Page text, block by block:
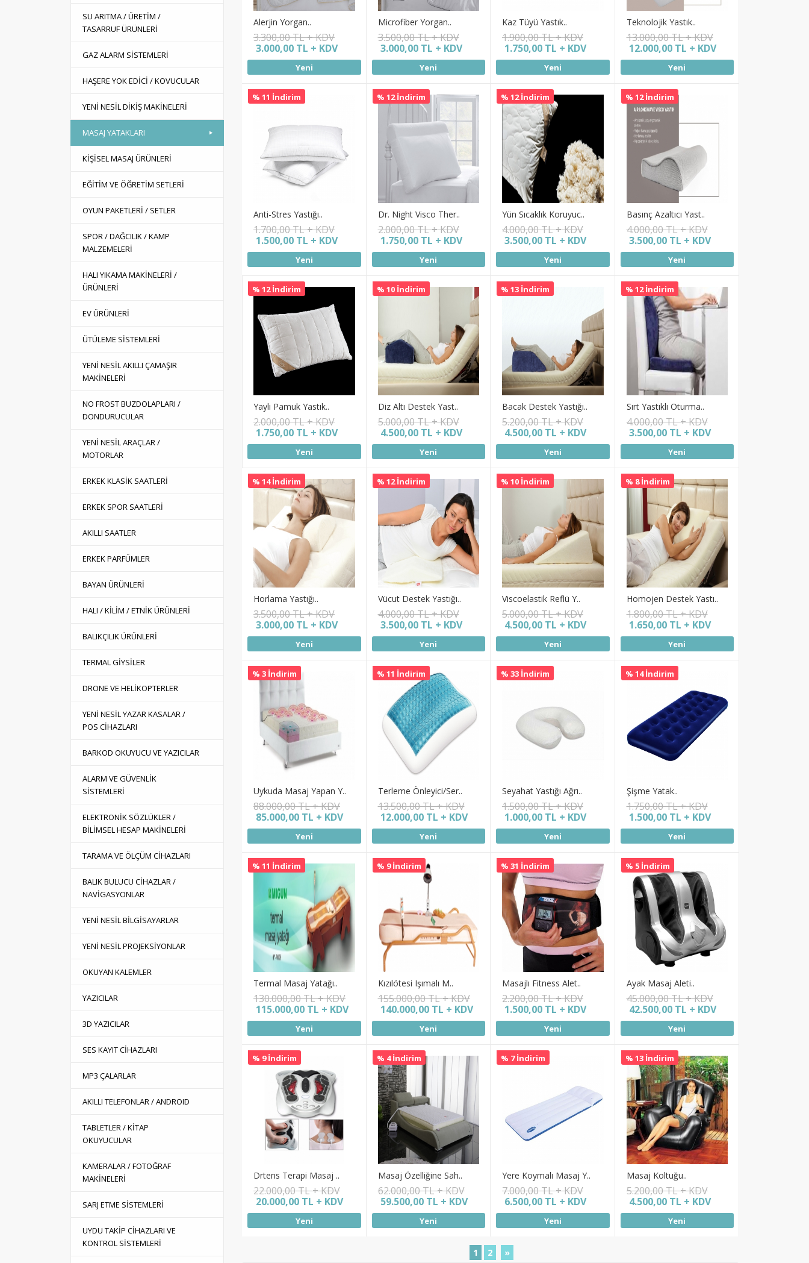
SU ARITMA / ÜRETİM /
TASARRUF ÜRÜNLERİ
GAZ ALARM SİSTEMLERİ
HAŞERE YOK EDİCİ / KOVUCULAR
YENİ NESİL DİKİŞ MAKİNELERİ
MASAJ YATAKLARI
KİŞİSEL MASAJ ÜRÜNLERİ
EĞİTİM VE ÖĞRETİM SETLERİ
OYUN PAKETLERİ / SETLER
SPOR / DAĞCILIK / KAMP
MALZEMELERİ
HALI YIKAMA MAKİNELERİ /
ÜRÜNLERİ
EV ÜRÜNLERİ
ÜTÜLEME SİSTEMLERİ
YENİ NESİL AKILLI ÇAMAŞIR
MAKİNELERİ
NO FROST BUZDOLAPLARI /
DONDURUCULAR
YENİ NESİL ARAÇLAR /
MOTORLAR
ERKEK KLASİK SAATLERİ
ERKEK SPOR SAATLERİ
AKILLI SAATLER
ERKEK PARFÜMLER
BAYAN ÜRÜNLERİ
HALI / KİLİM / ETNİK ÜRÜNLERİ
BALIKÇILIK ÜRÜNLERİ
TERMAL GİYSİLER
DRONE VE HELİKOPTERLER
YENİ NESİL YAZAR KASALAR /
POS CİHAZLARI
BARKOD OKUYUCU VE YAZICILAR
ALARM VE GÜVENLİK
SİSTEMLERİ
ELEKTRONİK SÖZLÜKLER /
BİLİMSEL HESAP MAKİNELERİ
TARAMA VE ÖLÇÜM CİHAZLARI
BALIK BULUCU CİHAZLAR /
NAVİGASYONLAR
YENİ NESİL BİLGİSAYARLAR
YENİ NESİL PROJEKSİYONLAR
OKUYAN KALEMLER
YAZICILAR
3D YAZICILAR
SES KAYIT CİHAZLARI
MP3 ÇALARLAR
AKILLI TELEFONLAR / ANDROID
TABLETLER / KİTAP
OKUYUCULAR
KAMERALAR / FOTOĞRAF
MAKİNELERİ
SARJ ETME SİSTEMLERİ
UYDU TAKİP CİHAZLARI VE
KONTROL SİSTEMLERİ
Alerjin Yorgan..
3.300,00 TL + KDV
3.000,00 TL + KDV
Yeni
Microfiber Yorgan..
3.500,00 TL + KDV
3.000,00 TL + KDV
Yeni
Kaz Tüyü Yastık..
1.900,00 TL + KDV
1.750,00 TL + KDV
Yeni
Teknolojik Yastık..
13.000,00 TL + KDV
12.000,00 TL + KDV
Yeni
Anti-Stres Yastığı..
1.700,00 TL + KDV
1.500,00 TL + KDV
Yeni
% 11 İndirim
Dr. Night Visco Ther..
2.000,00 TL + KDV
1.750,00 TL + KDV
Yeni
% 12 İndirim
Yün Sıcaklık Koruyuc..
4.000,00 TL + KDV
3.500,00 TL + KDV
Yeni
% 12 İndirim
Basınç Azaltıcı Yast..
4.000,00 TL + KDV
3.500,00 TL + KDV
Yeni
% 12 İndirim
Yaylı Pamuk Yastık..
2.000,00 TL + KDV
1.750,00 TL + KDV
Yeni
% 12 İndirim
Diz Altı Destek Yast..
5.000,00 TL + KDV
4.500,00 TL + KDV
Yeni
% 10 İndirim
Bacak Destek Yastığı..
5.200,00 TL + KDV
4.500,00 TL + KDV
Yeni
% 13 İndirim
Sırt Yastıklı Oturma..
4.000,00 TL + KDV
3.500,00 TL + KDV
Yeni
% 12 İndirim
Horlama Yastığı..
3.500,00 TL + KDV
3.000,00 TL + KDV
Yeni
% 14 İndirim
Vücut Destek Yastığı..
4.000,00 TL + KDV
3.500,00 TL + KDV
Yeni
% 12 İndirim
Viscoelastik Reflü Y..
5.000,00 TL + KDV
4.500,00 TL + KDV
Yeni
% 10 İndirim
Homojen Destek Yastı..
1.800,00 TL + KDV
1.650,00 TL + KDV
Yeni
% 8 İndirim
Uykuda Masaj Yapan Y..
88.000,00 TL + KDV
85.000,00 TL + KDV
Yeni
% 3 İndirim
Terleme Önleyici/Ser..
13.500,00 TL + KDV
12.000,00 TL + KDV
Yeni
% 11 İndirim
Seyahat Yastığı Ağrı..
1.500,00 TL + KDV
1.000,00 TL + KDV
Yeni
% 33 İndirim
Şişme Yatak..
1.750,00 TL + KDV
1.500,00 TL + KDV
Yeni
% 14 İndirim
Termal Masaj Yatağı..
130.000,00 TL + KDV
115.000,00 TL + KDV
Yeni
% 11 İndirim
Kızılötesi Işımalı M..
155.000,00 TL + KDV
140.000,00 TL + KDV
Yeni
% 9 İndirim
Masajlı Fitness Alet..
2.200,00 TL + KDV
1.500,00 TL + KDV
Yeni
% 31 İndirim
Ayak Masaj Aleti..
45.000,00 TL + KDV
42.500,00 TL + KDV
Yeni
% 5 İndirim
Drtens Terapi Masaj ..
22.000,00 TL + KDV
20.000,00 TL + KDV
Yeni
% 9 İndirim
Masaj Özelliğine Sah..
62.000,00 TL + KDV
59.500,00 TL + KDV
Yeni
% 4 İndirim
Yere Koymalı Masaj Y..
7.000,00 TL + KDV
6.500,00 TL + KDV
Yeni
% 7 İndirim
Masaj Koltuğu..
5.200,00 TL + KDV
4.500,00 TL + KDV
Yeni
% 13 İndirim
1 2 »